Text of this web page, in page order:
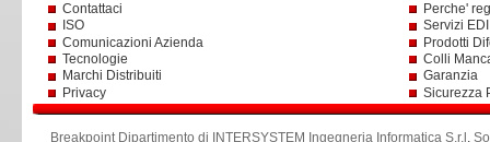
Contattaci
ISO
Comunicazioni Azienda
Tecnologie
Marchi Distribuiti
Privacy
Perche'
Servizi
Prodotti
Colli
Garanzia
Sicurezza
Breakpoint Dipartimento di INTERSYSTEM Ingegneria Informatica S.r.l .